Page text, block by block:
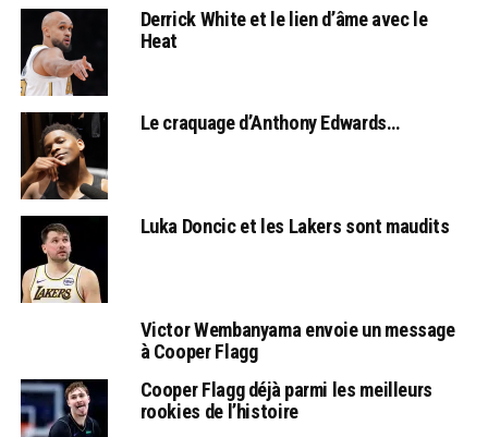
Derrick White et le lien d’âme avec le
Heat
Le craquage d’Anthony Edwards…
Luka Doncic et les Lakers sont maudits
Victor Wembanyama envoie un message
à Cooper Flagg
Cooper Flagg déjà parmi les meilleurs
rookies de l’histoire